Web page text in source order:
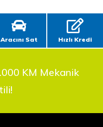
Aracını Sat Hızlı Kredi
KM Mekanik